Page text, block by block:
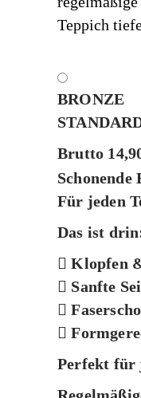
Teppich
BRONZE
Brutto
Schonende
Für jeden
Das ist
Klopfen
Sanfte
Perfekt für